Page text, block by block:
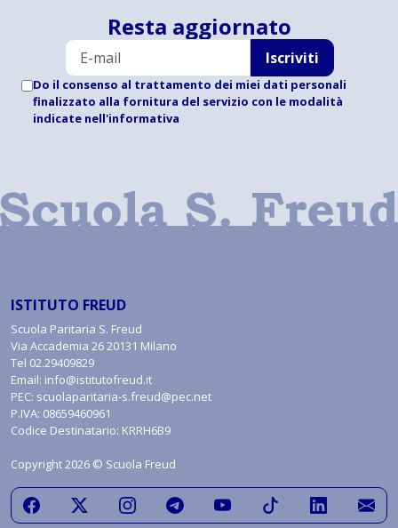
Resta aggiornato
Iscriviti
Do il consenso al trattamento dei miei dati personali
finalizzato alla fornitura del servizio con le modalità
indicate nell'informativa
ISTITUTO FREUD
Scuola Paritaria S. Freud
Via Accademia 26 20131 Milano
Tel 02.29409829
Email: info@istitutofreud.it
PEC: scuolaparitaria-s.freud@pec.net
P.IVA: 08659460961
Codice Destinatario: KRRH6B9
Copyright 2026 © Scuola Freud